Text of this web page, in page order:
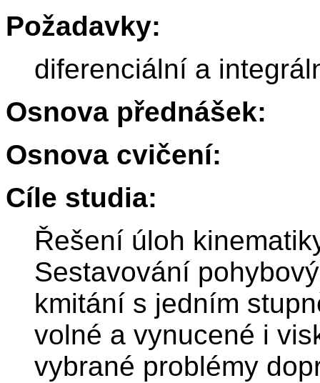
Požadavky:
diferenciální a
Osnova přednášek:
Osnova cvičení:
Cíle studia:
Řešení úloh
Sestavování
kmitání s jedním
volné a vynucené i
vybrané problémy